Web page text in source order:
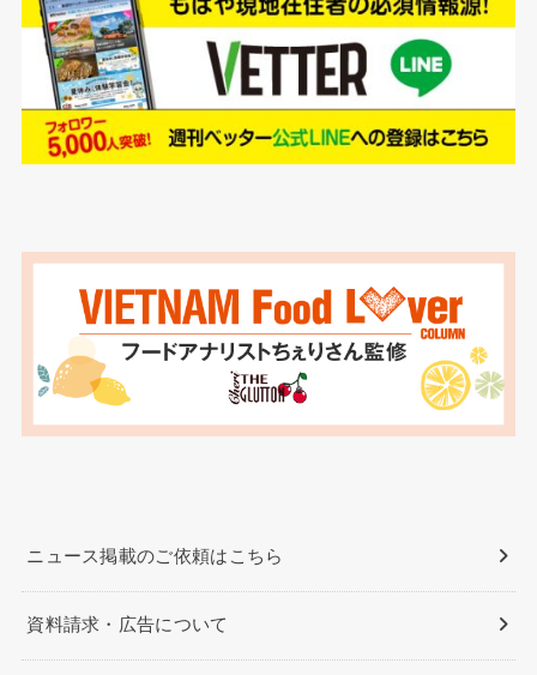
ニュース掲載のご依頼はこちら
資料請求・広告について